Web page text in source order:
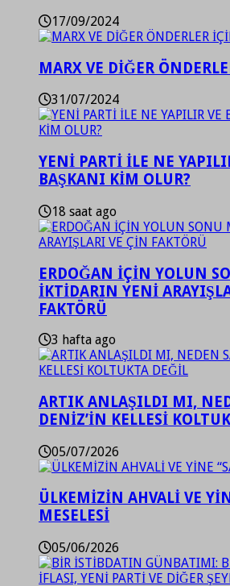
17/09/2024
MARX VE DİĞER
31/07/2024
YENİ PARTİ İLE NE
BAŞKANI KİM OLUR?
18 saat ago
ERDOĞAN İÇİN YOLUN
İKTİDARIN YENİ
FAKTÖRÜ
3 hafta ago
ARTIK ANLAŞILDI MI,
DENİZ’İN KELLESİ
05/07/2026
ÜLKEMİZİN AHVALİ VE
MESELESİ
05/06/2026